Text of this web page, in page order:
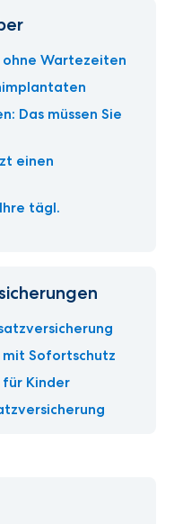
Wartezeiten
Das müssen Sie
einen
tägl.
Sofortschutz
Kinder